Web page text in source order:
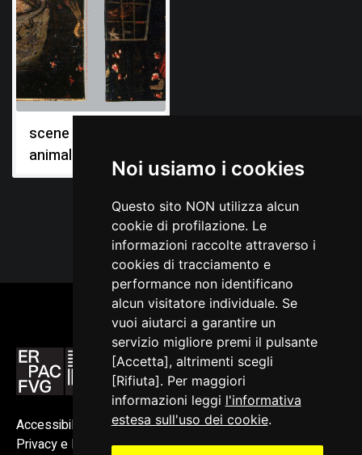
Noi usiamo i cookies
Questo sito NON utilizza alcun
cookie di profilazione. Le
informazioni raccolte attraverso i
cookies di tracciamento e
performance non identificano
alcun visitatore individuale. Se
vuoi aiutarci a garantire un
servizio migliore premi il pulsante
[Accetta], altrimenti scegli
[Rifiuta]. Per maggiori
informazioni leggi l'informativa
estesa sull'uso dei cookie.
scene cortesi,
animali fantastici
Accessibilità
Privacy e Note legali